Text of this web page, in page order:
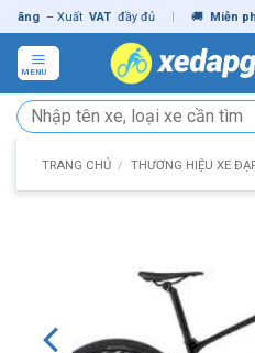
Skip
to
content
– Xuất VAT đầy đủ | 🚚 Miễn phí
MENU
Tìm
kiếm:
TRANG CHỦ / THƯƠNG HIỆU XE